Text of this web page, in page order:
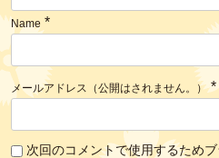
Name *
メールアドレス（公開はされません。） *
次回のコメントで使用するため